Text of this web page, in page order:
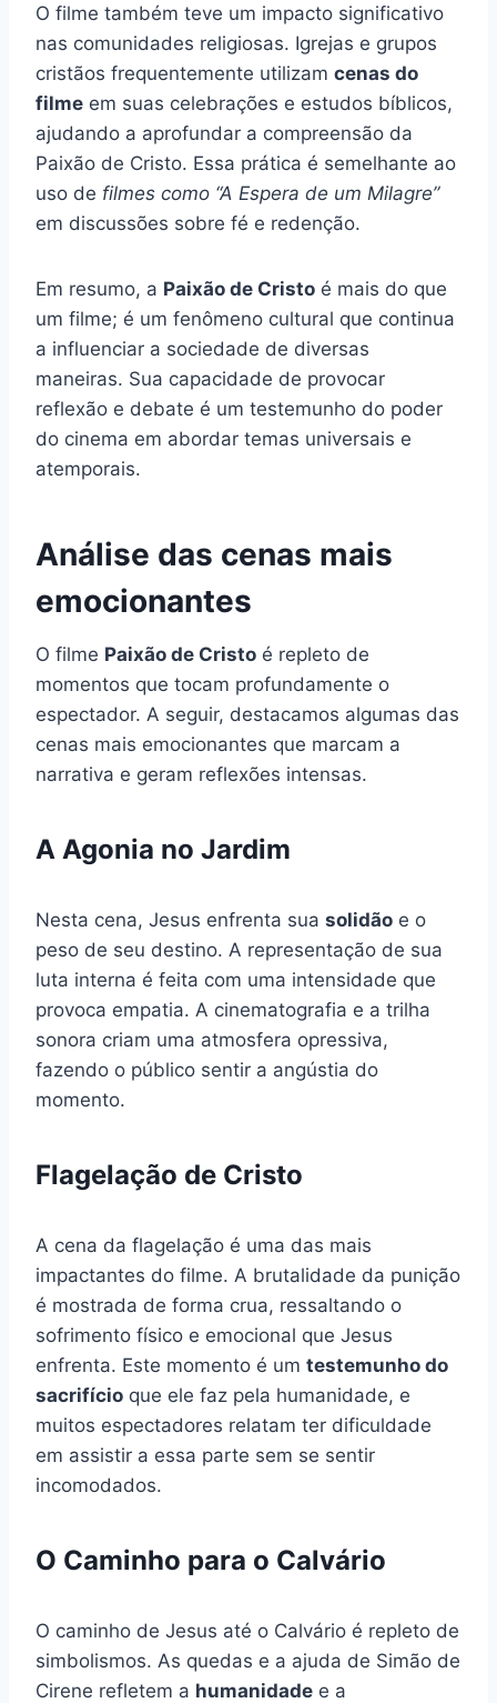
O filme também teve um impacto significativo
nas comunidades religiosas. Igrejas e grupos
cristãos frequentemente utilizam cenas do
filme em suas celebrações e estudos bíblicos,
ajudando a aprofundar a compreensão da
Paixão de Cristo. Essa prática é semelhante ao
uso de filmes como “A Espera de um Milagre”
em discussões sobre fé e redenção.
Em resumo, a Paixão de Cristo é mais do que
um filme; é um fenômeno cultural que continua
a influenciar a sociedade de diversas
maneiras. Sua capacidade de provocar
reflexão e debate é um testemunho do poder
do cinema em abordar temas universais e
atemporais.
Análise das cenas mais
emocionantes
O filme Paixão de Cristo é repleto de
momentos que tocam profundamente o
espectador. A seguir, destacamos algumas das
cenas mais emocionantes que marcam a
narrativa e geram reflexões intensas.
A Agonia no Jardim
Nesta cena, Jesus enfrenta sua solidão e o
peso de seu destino. A representação de sua
luta interna é feita com uma intensidade que
provoca empatia. A cinematografia e a trilha
sonora criam uma atmosfera opressiva,
fazendo o público sentir a angústia do
momento.
Flagelação de Cristo
A cena da flagelação é uma das mais
impactantes do filme. A brutalidade da punição
é mostrada de forma crua, ressaltando o
sofrimento físico e emocional que Jesus
enfrenta. Este momento é um testemunho do
sacrifício que ele faz pela humanidade, e
muitos espectadores relatam ter dificuldade
em assistir a essa parte sem se sentir
incomodados.
O Caminho para o Calvário
O caminho de Jesus até o Calvário é repleto de
simbolismos. As quedas e a ajuda de Simão de
Cirene refletem a humanidade e a